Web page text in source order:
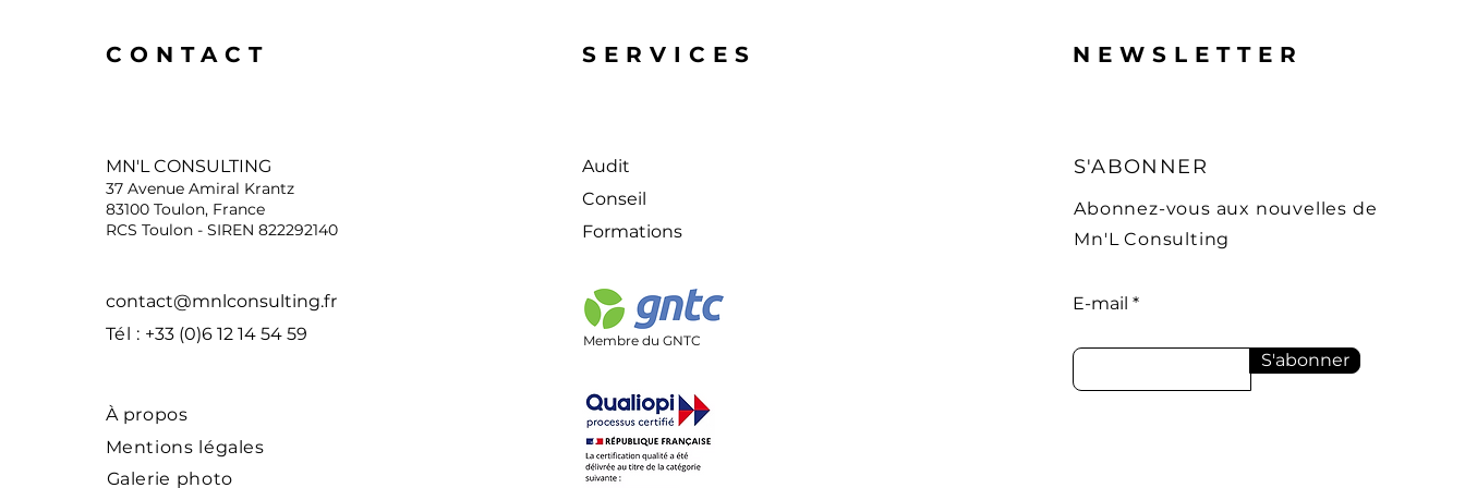
CONTACT
MN'L CONSULTING
37 Avenue Amiral Krantz
83100 Toulon, France
RCS Toulon - SIREN 822292140
contact@mnlconsulting.fr
Tél : +33 (0)6 12 14 54 59
À propos
Mentions légales
Galerie photo
SERVICES
Audit
Conseil
Formations
Membre du GNTC
NEWSLETTER
S'ABONNER
Abonnez-vous aux nouvelles de
Mn'L Consulting
E-mail
S'abonner